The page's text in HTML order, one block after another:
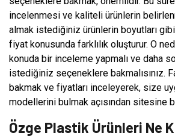
incelenmesi ve kaliteli ürünlerin
almak istediğiniz ürünlerin boyutları
fiyat konusunda farklılık oluşturur. O
konuda bir inceleme yapmalı ve daha
istediğiniz seçeneklere bakmalısınız.
bakmak ve fiyatları inceleyerek, size
modellerini bulmak açısından sitesine
Özge Plastik Ürünleri Ne